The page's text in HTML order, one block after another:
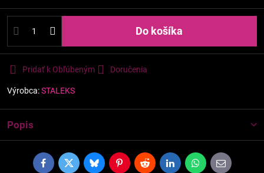
Do košíka
Pridať k Obľúbeným Doručenia
Výrobca:STALEKS
Popis
FacebookTwitterBlueskyPinterestRedditLinkedInWhatsApp
E-